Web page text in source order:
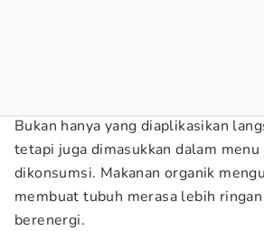
Bukan hanya yang diaplikasikan
tetapi juga dimasukkan dalam menu
dikonsumsi. Makanan organik
membuat tubuh merasa lebih
berenergi.